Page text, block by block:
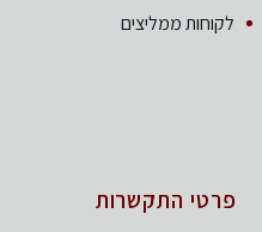
לקוחות ממליצים
פרטי התקשרות